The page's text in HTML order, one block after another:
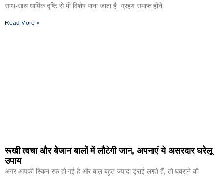
साथ-साथ धार्मिक दृष्टि से भी विशेष माना जाता है. ग्रहण समाप्त होने
Read More »
रूखी त्वचा और बेजान बालों में लौटेगी जान, अपनाएं ये असरदार घरेलू
उपाय
अगर आपकी स्किन रफ हो गई है और बाल बहुत ज्यादा ड्राई लगते हैं, तो घबराने की